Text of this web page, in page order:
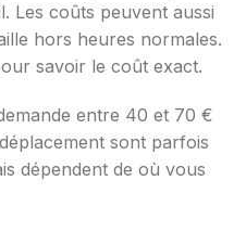
Les coûts peuvent aussi
hors heures normales.
savoir le coût exact.
entre 40 et 70 €
sont parfois
dépendent de où vous